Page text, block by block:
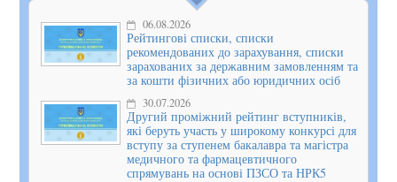
06.08.2026
Рейтингові списки, списки
рекомендованих до зарахування, списки
зарахованих за державним замовленням та
за кошти фізичних або юридичних осіб
30.07.2026
Другий проміжний рейтинг вступників,
які беруть участь у широкому конкурсі для
вступу за ступенем бакалавра та магістра
медичного та фармацевтичного
спрямувань на основі ПЗСО та НРК5